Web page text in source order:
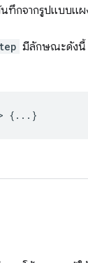
ทึกจากรูปแบบแผ
มีลักษณะดังนี้
{...}